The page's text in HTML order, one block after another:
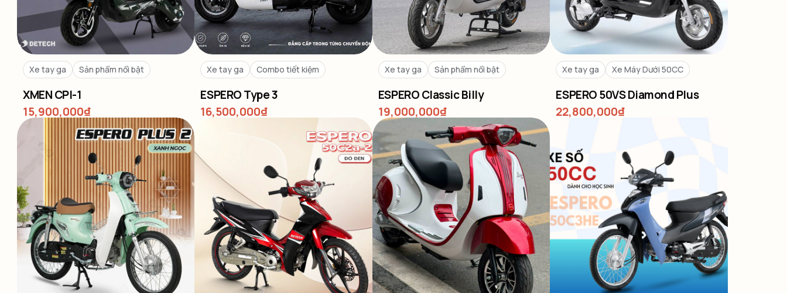
Xe tay ga Sản phẩm nổi bật
XMEN CPI-1
15,900,000₫
Xe tay ga Combo tiết kiệm
ESPERO Type 3
16,500,000₫
Xe tay ga Sản phẩm nổi bật
ESPERO Classic Billy
19,000,000₫
Xe tay ga Xe Máy Dưới 50CC
ESPERO 50VS Diamond Plus
22,800,000₫